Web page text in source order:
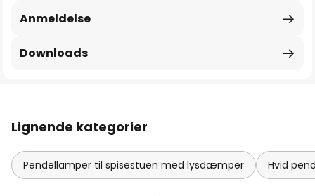
Anmeldelse
Downloads
Lignende kategorier
Pendellamper til spisestuen med lysdæmper Hvid